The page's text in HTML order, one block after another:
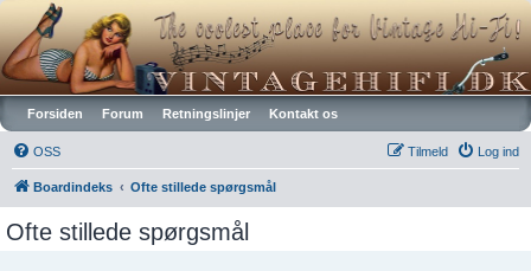
Vintagehifi.dk
Forsiden Forum Retningslinjer Kontakt os
OSS Log ind
Tilmeld
Boardindeks Ofte stillede spørgsmål
Ofte stillede spørgsmål